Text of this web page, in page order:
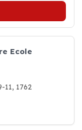
Ecole
11, 1762